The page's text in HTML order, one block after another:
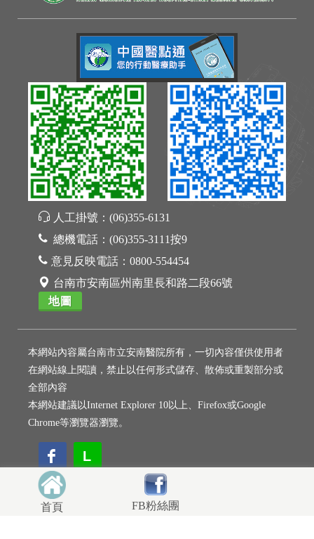
首頁 FB粉絲團
人工掛號： (06)355-6131
總機電話： (06)355-3111按9
意見反映電話： 0800-554454
台南市安南區州南里長和路二段66號
地圖
本網站內容屬台南市立安南醫院所有，一切內容僅供使用者
在網站線上閱讀，禁止以任何形式儲存、散佈或重製部分或
全部內容
本網站建議以Internet Explorer 10以上、Firefox或Google
Chrome等瀏覽器瀏覽。
L